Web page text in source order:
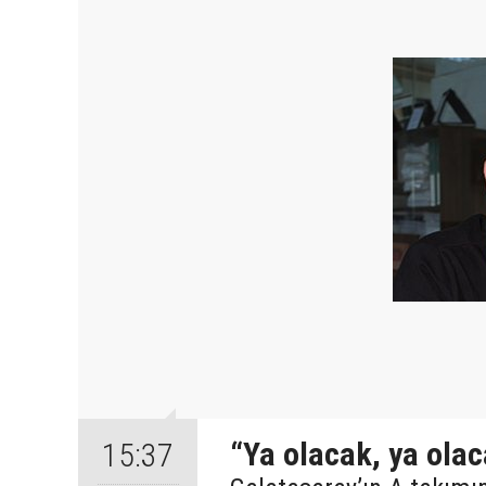
15:37 “Ya olacak, ya